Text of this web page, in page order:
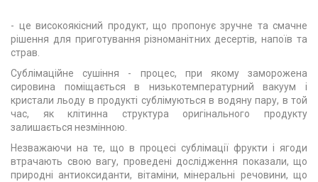
- це високоякісний продукт, що пропонує зручне та смачне
рішення для приготування різноманітних десертів, напоїв та
страв.
Сублімаційне сушіння - процес, при якому заморожена
сировина поміщається в низькотемпературний вакуум і
кристали льоду в продукті сублімуються в водяну пару, в той
час, як клітинна структура оригінального продукту
залишається незмінною.
Незважаючи на те, що в процесі сублімації фрукти і ягоди
втрачають свою вагу, проведені дослідження показали, що
природні антиоксиданти, вітаміни, мінеральні речовини, що